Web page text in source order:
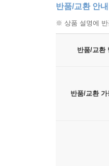
반품/교환 안내
※ 상품 설명에 반
반품/교환
반품/교환